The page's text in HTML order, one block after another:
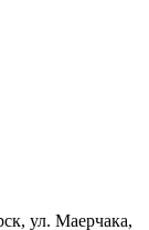
ул. Маерчака,